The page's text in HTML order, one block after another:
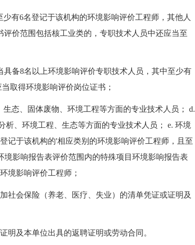
有6名登记于该机构的环境影响评价工程师，其他人
价范围包括核工业类的，专职技术人员中还应当至
备8名以上环境影响评价专职技术人员，其中至少有
取得环境影响评价岗位证书；
态、固体废物、环境工程等方面的专业技术人员； d.
、环境工程、生态等方面的专业技术人员； e. 环境
记于该机构的'相应类别的环境影响评价工程师，且至
影响报告表评价范围内的特殊项目环境影响报告表
境影响评价工程师；
社会保险（养老、医疗、失业）的清单凭证或证明及
明及本单位出具的返聘证明或劳动合同。